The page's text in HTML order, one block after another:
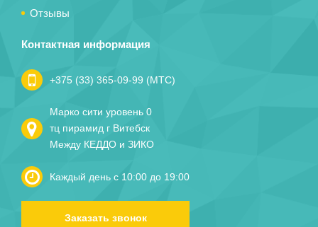
Отзывы
Контактная информация
+375 (33) 365-09-99 (МТС)
Марко сити уровень 0
тц пирамид г Витебск
Между КЕДДО и ЗИКО
Каждый день с 10:00 до 19:00
Заказать звонок